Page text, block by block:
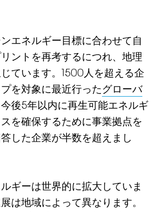
エネルギー目標に合わせて自
ントを再考するにつれ、地理
ています。1500人を超える企
を対象に最近行ったグローバ
後5年以内に再生可能エネルギ
を確保するために事業拠点を
した企業が半数を超えまし
ギーは世界的に拡大していま
は地域によって異なります。